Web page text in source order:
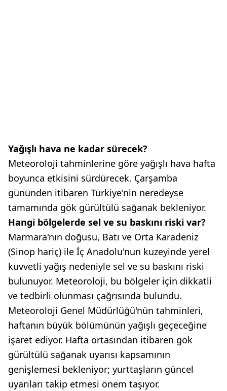
Yağışlı hava ne kadar sürecek?
Meteoroloji tahminlerine göre yağışlı hava hafta
boyunca etkisini sürdürecek. Çarşamba
gününden itibaren Türkiye'nin neredeyse
tamamında gök gürültülü sağanak bekleniyor.
Hangi bölgelerde sel ve su baskını riski var?
Marmara'nın doğusu, Batı ve Orta Karadeniz
(Sinop hariç) ile İç Anadolu'nun kuzeyinde yerel
kuvvetli yağış nedeniyle sel ve su baskını riski
bulunuyor. Meteoroloji, bu bölgeler için dikkatli
ve tedbirli olunması çağrısında bulundu.
Meteoroloji Genel Müdürlüğü'nün tahminleri,
haftanın büyük bölümünün yağışlı geçeceğine
işaret ediyor. Hafta ortasından itibaren gök
gürültülü sağanak uyarısı kapsamının
genişlemesi bekleniyor; yurttaşların güncel
uyarıları takip etmesi önem taşıyor.